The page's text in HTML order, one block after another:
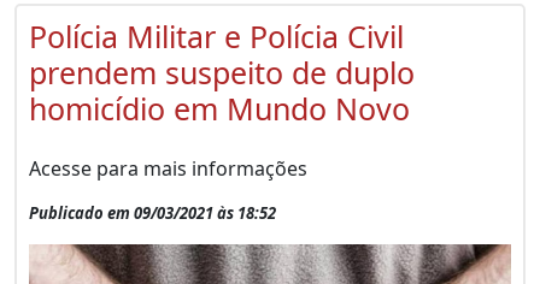
Polícia Militar e Polícia Civil
prendem suspeito de duplo
homicídio em Mundo Novo
Acesse para mais informações
Publicado em 09/03/2021 às 18:52